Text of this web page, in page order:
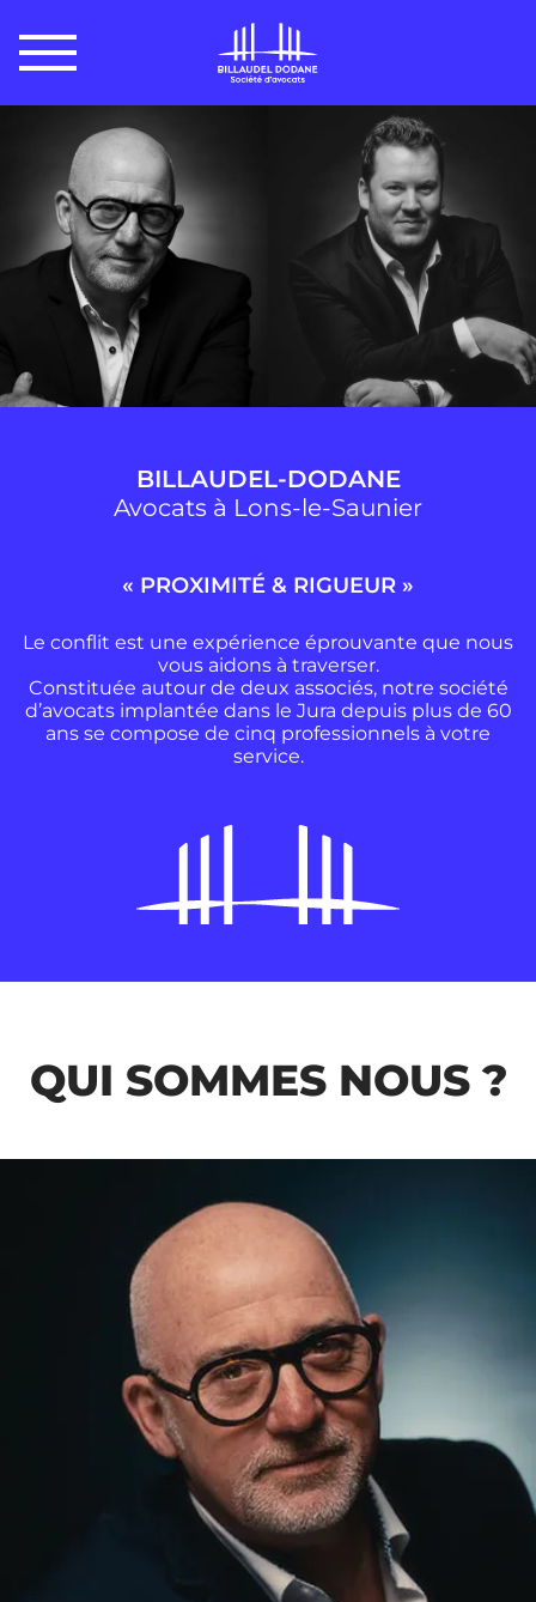
BILLAUDEL-DODANE
Avocats à Lons-le-Saunier
« PROXIMITÉ & RIGUEUR »
Le conflit est une expérience éprouvante que nous
vous aidons à traverser.
Constituée autour de deux associés, notre société
d’avocats implantée dans le Jura depuis plus de 60
ans se compose de cinq professionnels à votre
service.
QUI SOMMES NOUS ?